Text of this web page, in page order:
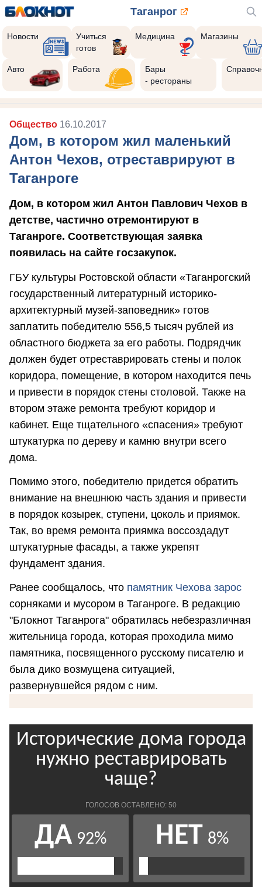
Таганрог
Новости
Учиться
готов
Медицина Магазины
Авто Работа
Бары
- рестораны
Общество 16.10.2017
Дом, в котором жил маленький
Антон Чехов, отреставрируют в
Таганроге
Дом, в котором жил Антон Павлович Чехов в
детстве, частично отремонтируют в
Таганроге. Соответствующая заявка
появилась на сайте госзакупок.
ГБУ культуры Ростовской области «Таганрогский
государственный литературный историко-
архитектурный музей-заповедник» готов
заплатить победителю 556,5 тысяч рублей из
областного бюджета за его работы. Подрядчик
должен будет отреставрировать стены и полок
коридора, помещение, в котором находится печь
и привести в порядок стены столовой. Также на
втором этаже ремонта требуют коридор и
кабинет. Еще тщательного «спасения» требуют
штукатурка по дереву и камню внутри всего
дома.
Помимо этого, победителю придется обратить
внимание на внешнюю часть здания и привести
в порядок козырек, ступени, цоколь и приямок.
Так, во время ремонта приямка воссоздадут
штукатурные фасады, а также укрепят
фундамент здания.
Ранее сообщалось, что памятник Чехова зарос
сорняками и мусором в Таганроге. В редакцию
"Блокнот Таганрога" обратилась небезразличная
жительница города, которая проходила мимо
памятника, посвященного русскому писателю и
была дико возмущена ситуацией,
развернувшейся рядом с ним.